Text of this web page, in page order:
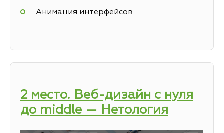
Анимация интерфейсов
2 место. Веб-дизайн с нуля
до middle — Нетология